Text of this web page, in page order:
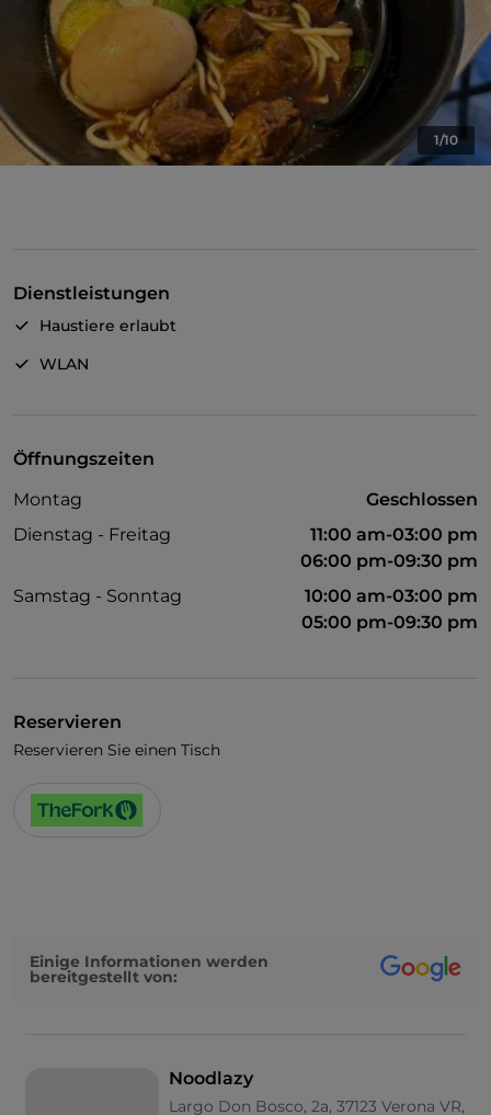
1/10
Dienstleistungen
Haustiere erlaubt
WLAN
Öffnungszeiten
Montag
Geschlossen
Dienstag - Freitag
11:00 am-03:00 pm
06:00 pm-09:30 pm
Samstag - Sonntag
10:00 am-03:00 pm
05:00 pm-09:30 pm
Reservieren
Reservieren Sie einen Tisch
Einige Informationen werden
bereitgestellt von:
Noodlazy
Largo Don Bosco, 2a, 37123 Verona VR,